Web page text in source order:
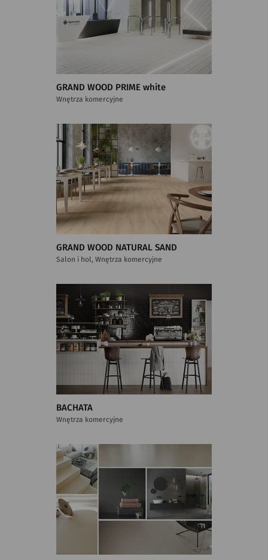
GRAND WOOD PRIME white
Wnętrza komercyjne
GRAND WOOD NATURAL SAND
Salon i hol, Wnętrza komercyjne
BACHATA
Wnętrza komercyjne